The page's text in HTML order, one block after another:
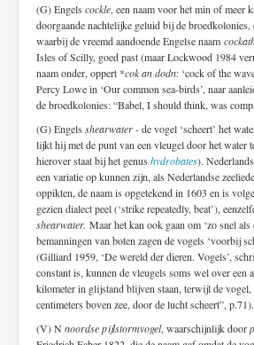
(G) Engels cockle, een naam voor het min of meer
doorgaande nachtelijke geluid bij de
waarbij de vreemd aandoende Engelse naam
Isles of Scilly, goed past (maar Lockwood 1984
naam onder, oppert *cok an dodn: ‘cock of the
Percy Lowe in ‘Our common sea-birds’, naar
de broedkolonies: “Babel, I should think, was
(G) Engels shearwater- de vogel ‘scheert’ het
lijkt hij met de punt van een vleugel door het water
hierover staat bij het genus hydrobates). Nederlands
een variatie op kunnen zijn, als Nederlandse
oppikten, de naam is opgetekend in 1603 en is
gezien dialect peel (‘strike repeatedly, beat’),
shearwater. Maar het kan ook gaan om ‘zo snel
bemanningen van boten zagen de vogels ‘voorbij
(Gilliard 1959, ‘De wereld der dieren. Vogels’,
constant is, kunnen de vleugels soms wel over een
kilometer in glijstand blijven staan, terwijl de vogel,
centimeters boven zee, door de lucht scheert”, p.71).
(V) Nnoordse pijlstormvogel, waarschijnlijk door